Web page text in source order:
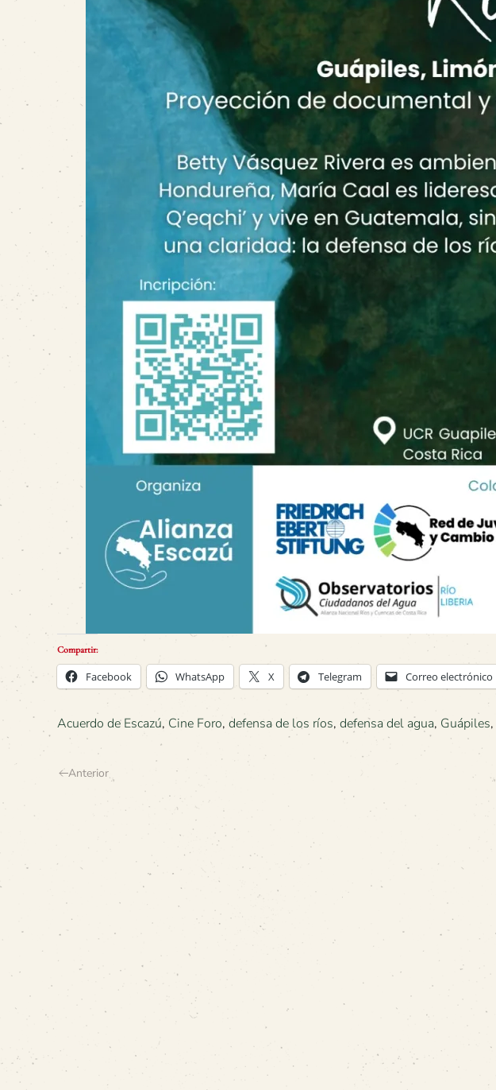
Compartir:
Facebook WhatsApp X Telegram Correo electrónico
Acuerdo de Escazú, Cine Foro, defensa de los ríos, defensa del agua, Guápiles,
Anterior